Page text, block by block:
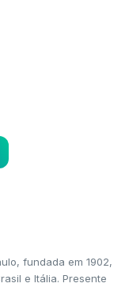
fundada em 1902,
e Itália. Presente